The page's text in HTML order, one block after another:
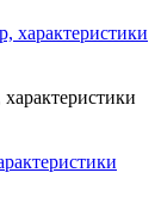
характеристики